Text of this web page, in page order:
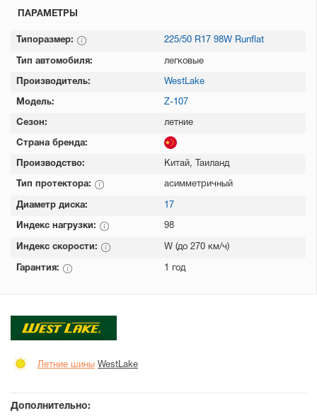
ПАРАМЕТРЫ
Типоразмер: 225/50 R17 98W Runflat
Тип автомобиля: легковые
Производитель: WestLake
Модель: Z-107
Сезон: летние
Страна бренда:
Производство: Китай, Таиланд
Тип протектора: асимметричный
Диаметр диска: 17
Индекс нагрузки: 98
Индекс скорости: W (до 270 км/ч)
Гарантия: 1 год
Летние шины WestLake
Дополнительно: